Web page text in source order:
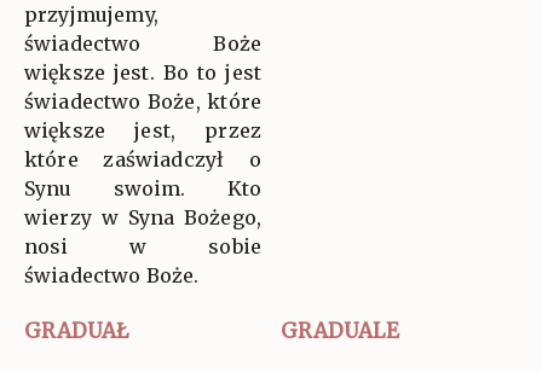
przyjmujemy,
świadectwo Boże
większe jest. Bo to jest
świadectwo Boże, które
większe jest, przez
które zaświadczył o
Synu swoim. Kto
wierzy w Syna Bożego,
nosi w sobie
świadectwo Boże.
GRADUAŁ GRADUALE